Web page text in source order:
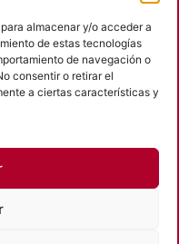
almacenar y/o acceder a
de estas tecnologías
de navegación o
consentir o retirar el
a ciertas características y
León